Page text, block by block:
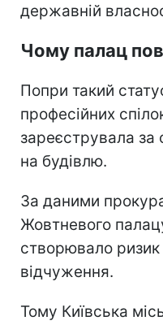
державній
Чому палац
Попри такий
професійних
зареєструвала за
на будівлю.
За даними
Жовтневого
створювало
відчуження.
Тому Київська